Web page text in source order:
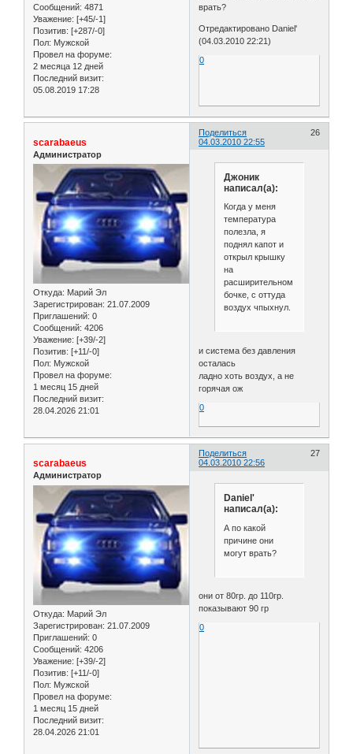
Сообщений: 4871
Уважение: [+45/-1]
Позитив: [+287/-0]
Пол: Мужской
Провел на форуме:
2 месяца 12 дней
Последний визит:
05.08.2019 17:28
врать?
Отредактировано Daniel'
(04.03.2010 22:21)
0
Поделиться
26
04.03.2010 22:55
scarabaeus
Администратор
Откуда: Марий Эл
Зарегистрирован: 21.07.2009
Приглашений: 0
Сообщений: 4206
Уважение: [+39/-2]
Позитив: [+11/-0]
Пол: Мужской
Провел на форуме:
1 месяц 15 дней
Последний визит:
28.04.2026 21:01
Джоник
написал(а):
Когда у меня
температура
полезла, я
поднял капот и
открыл крышку
на
расширительном
бочке, с оттуда
воздух чпыхнул.
и система без давления
осталась
ладно хоть воздух, а не
горячая ож
0
Поделиться
27
04.03.2010 22:56
scarabaeus
Администратор
Откуда: Марий Эл
Зарегистрирован: 21.07.2009
Приглашений: 0
Сообщений: 4206
Уважение: [+39/-2]
Позитив: [+11/-0]
Пол: Мужской
Провел на форуме:
1 месяц 15 дней
Последний визит:
28.04.2026 21:01
Daniel'
написал(а):
А по какой
причине они
могут врать?
они от 80гр. до 110гр.
показывают 90 гр
0